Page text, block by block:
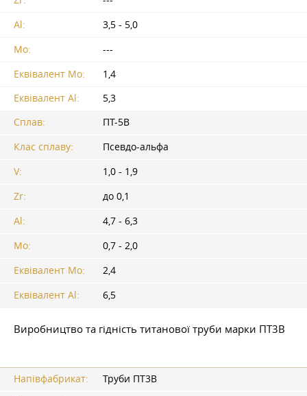
Al:
3,5 - 5,0
Mo:
---
Еквівалент Mo:
1,4
Еквівалент Al:
5,3
Сплав:
ПТ-5В
Клас сплаву:
Псевдо-альфа
V:
1,0 - 1,9
Zr:
до 0,1
Al:
4,7 - 6,3
Mo:
0,7 - 2,0
Еквівалент Mo:
2,4
Еквівалент Al:
6,5
Виробництво та гідність титанової труби марки ПТ3В
Напівфабрикат:
Труби ПТ3В